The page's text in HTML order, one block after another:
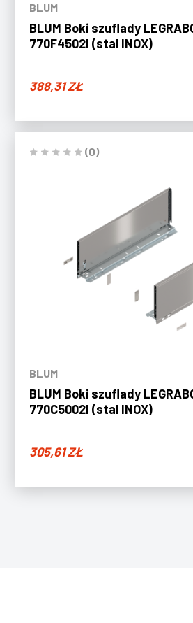
BLUM
BLUM Boki szuflady
770F4502I (stal INOX)
388,31ZŁ
(0)
BLUM
BLUM Boki szuflady
770C5002I (stal INOX)
305,61ZŁ